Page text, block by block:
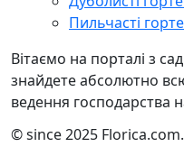
Пильчасті
Вітаємо на порталі з
знайдете абсолютно
ведення господарства
© since 2025